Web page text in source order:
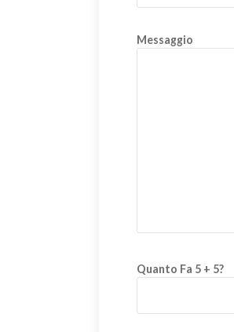
Messaggio
Quanto Fa 5 + 5?